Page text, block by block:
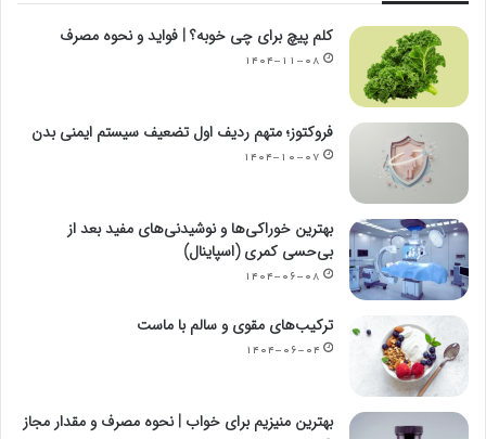
کلم پیچ برای چی خوبه؟ | فواید و نحوه مصرف
۱۴۰۴-۱۱-۰۸
فروکتوز؛ متهم ردیف اول تضعیف سیستم ایمنی بدن
۱۴۰۴-۱۰-۰۷
بهترین خوراکی‌ها و نوشیدنی‌های مفید بعد از
بی‌حسی کمری (اسپاینال)
۱۴۰۴-۰۶-۰۸
ترکیب‌های مقوی و سالم با ماست
۱۴۰۴-۰۶-۰۴
بهترین منیزیم برای خواب | نحوه مصرف و مقدار مجاز